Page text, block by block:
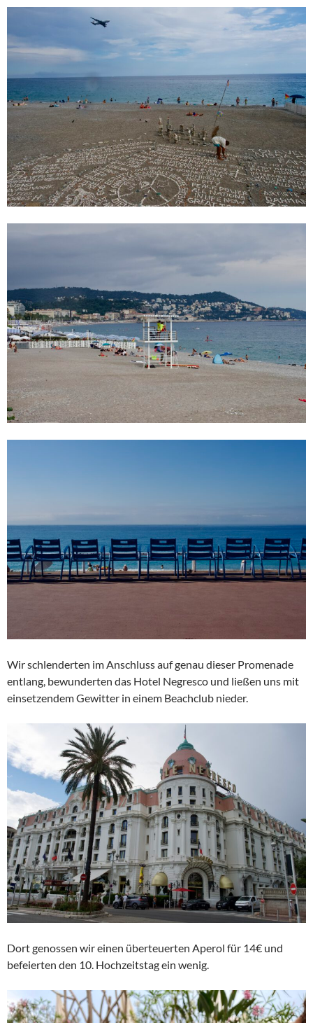
Wir schlenderten im Anschluss auf genau dieser Promenade
entlang, bewunderten das Hotel Negresco und ließen uns mit
einsetzendem Gewitter in einem Beachclub nieder.
Dort genossen wir einen überteuerten Aperol für 14€ und
befeierten den 10. Hochzeitstag ein wenig.